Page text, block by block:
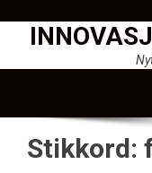
Stikkord: